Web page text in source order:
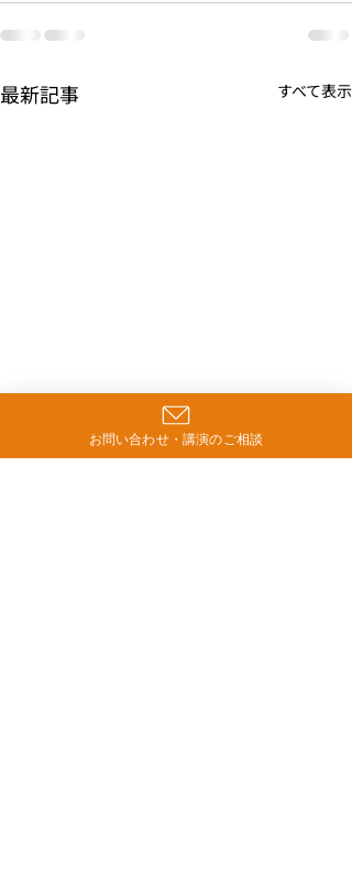
最新記事 すべて表示
お問い合わせ・講演のご相談